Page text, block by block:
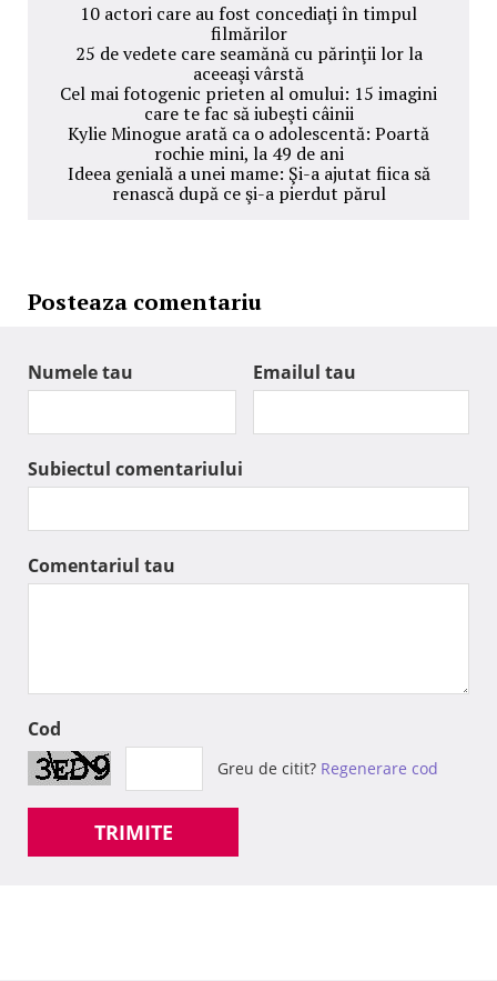
10 actori care au fost concediaţi în timpul
filmărilor
25 de vedete care seamănă cu părinţii lor la
aceeaşi vârstă
Cel mai fotogenic prieten al omului: 15 imagini
care te fac să iubeşti câinii
Kylie Minogue arată ca o adolescentă: Poartă
rochie mini, la 49 de ani
Ideea genială a unei mame: Şi-a ajutat fiica să
renască după ce şi-a pierdut părul
Posteaza comentariu
Numele tau Emailul tau
Subiectul comentariului
Comentariul tau
Cod
Greu de citit? Regenerare cod
TRIMITE